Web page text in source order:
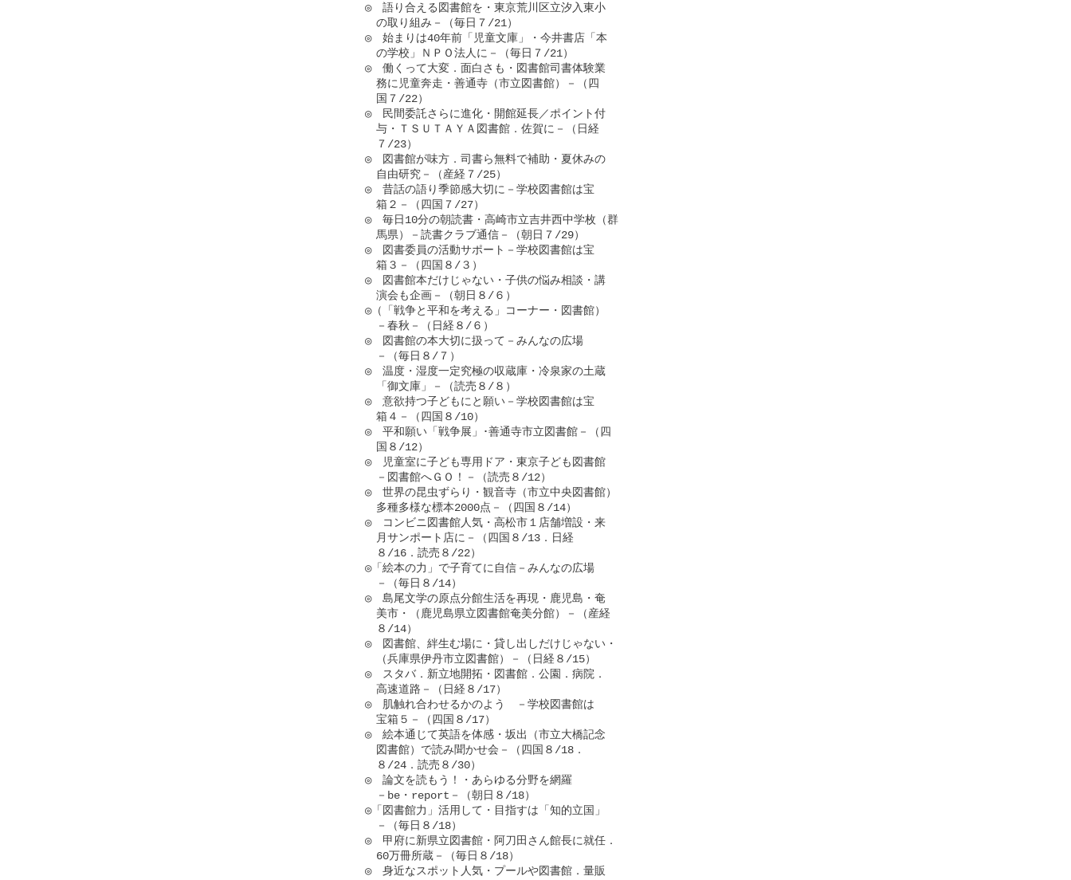
◎　語り合える図書館を・東京荒川区立汐入東小
の取り組み－（毎日７/21）
◎　始まりは40年前「児童文庫」・今井書店「本
の学校」ＮＰＯ法人に－（毎日７/21）
◎　働くって大変．面白さも・図書館司書体験業
務に児童奔走・善通寺（市立図書館）－（四
国７/22）
◎　民間委託さらに進化・開館延長／ポイント付
与・ＴＳＵＴＡＹＡ図書館．佐賀に－（日経
７/23）
◎　図書館が味方．司書ら無料で補助・夏休みの
自由研究－（産経７/25）
◎　昔話の語り季節感大切に－学校図書館は宝
箱２－（四国７/27）
◎　毎日10分の朝読書・高崎市立吉井西中学枚（群
馬県）－読書クラブ通信－（朝日７/29）
◎　図書委員の活動サポート－学校図書館は宝
箱３－（四国８/３）
◎　図書館本だけじゃない・子供の悩み相談・講
演会も企画－（朝日８/６）
◎（「戦争と平和を考える」コーナー・図書館）
－春秋－（日経８/６）
◎　図書館の本大切に扱って－みんなの広場
－（毎日８/７）
◎　温度・湿度一定究極の収蔵庫・冷泉家の土蔵
「御文庫」－（読売８/８）
◎　意欲持つ子どもにと願い－学校図書館は宝
箱４－（四国８/10）
◎　平和願い「戦争展」･善通寺市立図書館－（四
国８/12）
◎　児童室に子ども専用ドア・東京子ども図書館
－図書館へＧＯ！－（読売８/12）
◎　世界の昆虫ずらり・観音寺（市立中央図書館）
多種多様な標本2000点－（四国８/14）
◎　コンビニ図書館人気・高松市１店舗増設・来
月サンポート店に－（四国８/13．日経
８/16．読売８/22）
◎「絵本の力」で子育てに自信－みんなの広場
－（毎日８/14）
◎　島尾文学の原点分館生活を再現・鹿児島・奄
美市・（鹿児島県立図書館奄美分館）－（産経
８/14）
◎　図書館、絆生む場に・貸し出しだけじゃない・
（兵庫県伊丹市立図書館）－（日経８/15）
◎　スタバ．新立地開拓・図書館．公園．病院．
高速道路－（日経８/17）
◎　肌触れ合わせるかのよう　－学校図書館は
宝箱５－（四国８/17）
◎　絵本通じて英語を体感・坂出（市立大橋記念
図書館）で読み聞かせ会－（四国８/18．
８/24．読売８/30）
◎　論文を読もう！・あらゆる分野を網羅
－be・report－（朝日８/18）
◎「図書館力」活用して・目指すは「知的立国」
－（毎日８/18）
◎　甲府に新県立図書館・阿刀田さん館長に就任．
60万冊所蔵－（毎日８/18）
◎　身近なスポット人気・プールや図書館．量販